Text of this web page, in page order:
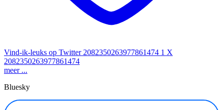
Vind-ik-leuks op Twitter 2082350263977861474 1 X
2082350263977861474
meer ...
Bluesky